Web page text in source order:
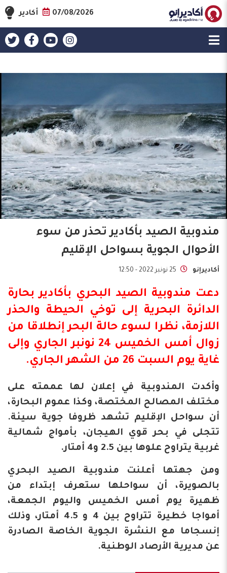
07/08/2026 أكادير
مندوبية الصيد بأكادير تحذر من سوء
الأحوال الجوية بسواحل الإقليم
أكاديرإنو 25 نونبر 2022 - 12:50
دعت مندوبية الصيد البحري بأكاديربحارة
الدائرة البحرية إلى توخي الحيطة والحذر
اللازمة، نظرا لسوء حالة البحر إنطلاقا من
زوال أمس الخميس 24 نونبر الجاري وإلى
غاية يوم السبت 26 من الشهر الجاري.
وأكدت المندوبية في إعلان لها عممته على
مختلف المصالح المختصة، وكذا عموم البحارة،
أن سواحل الإقليم تشهد ظروفا جوية سيئة.
تتجلى في بحر قوي الهيجان، بأمواج شمالية
غربية يتراوح علوها بين 2.5 و4 أمتار.
ومن جهتها أعلنت مندوبية الصيد البحري
بالصويرة، أن سواحلها ستعرف إبتداء من
ظهيرة يوم أمس الخميس واليوم الجمعة،
أمواجا خطيرة تتراوح بين 4 و 4.5 أمتار، وذلك
إنسجاما مع النشرة الجوية الخاصة الصادرة
عن مديرية الأرصاد الوطنية.